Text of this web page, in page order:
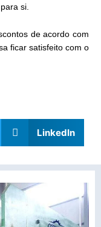
si.
de acordo com
ficar satisfeito com o
LinkedIn